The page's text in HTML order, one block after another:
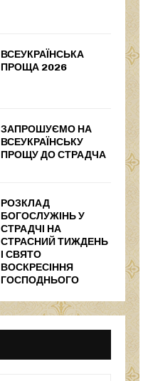
ВСЕУКРАЇНСЬКА
ПРОЩА 2026
ЗАПРОШУЄМО НА
ВСЕУКРАЇНСЬКУ
ПРОЩУ ДО СТРАДЧА
РОЗКЛАД
БОГОСЛУЖІНЬ У
СТРАДЧІ НА
СТРАСНИЙ ТИЖДЕНЬ
І СВЯТО
ВОСКРЕСІННЯ
ГОСПОДНЬОГО